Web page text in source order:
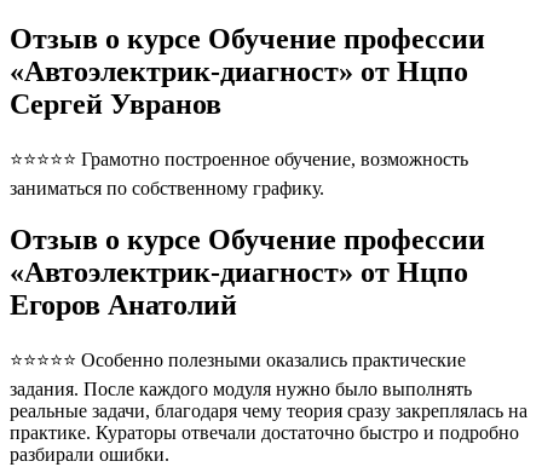
Отзыв о курсе Обучение профессии
«Автоэлектрик-диагност» от Нцпо
Сергей Увранов
⭐⭐⭐⭐⭐ Грамотно построенное обучение, возможность
заниматься по собственному графику.
Отзыв о курсе Обучение профессии
«Автоэлектрик-диагност» от Нцпо
Егоров Анатолий
⭐⭐⭐⭐⭐ Особенно полезными оказались практические
задания. После каждого модуля нужно было выполнять
реальные задачи, благодаря чему теория сразу закреплялась на
практике. Кураторы отвечали достаточно быстро и подробно
разбирали ошибки.